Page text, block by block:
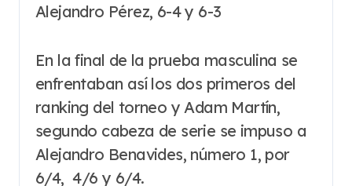
Alejandro Pérez, 6-4 y 6-3
En la final de la prueba masculina se
enfrentaban así los dos primeros del
ranking del torneo y Adam Martín,
segundo cabeza de serie se impuso a
Alejandro Benavides, número 1, por
6/4, 4/6 y 6/4.